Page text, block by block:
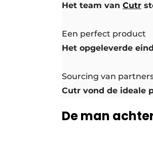
Het team van Cutr
Een perfect product
Het opgeleverde
Sourcing van
Cutr vond de ideale
De man